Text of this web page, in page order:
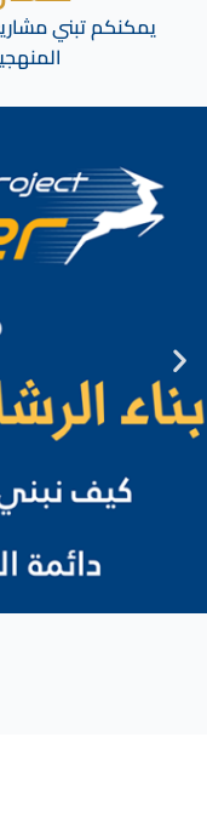
يمكنكم تبني